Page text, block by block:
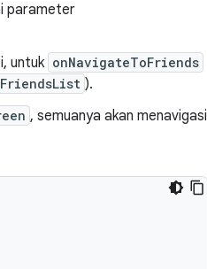
parameter
untuk onNavigateToFriends
).
, semuanya akan menavigasi